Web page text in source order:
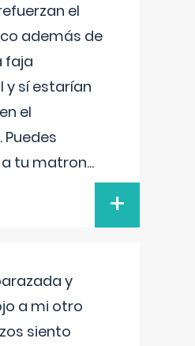
el
además de
faja
y sí estarían
el
tu matron...
+
y
a mi otro
siento